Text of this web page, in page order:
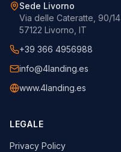
Sede Livorno
Via delle Cateratte, 90/14
57122 Livorno, IT
+39 366 4956988
info@4landing.es
www.4landing.es
LEGALE
Privacy Policy